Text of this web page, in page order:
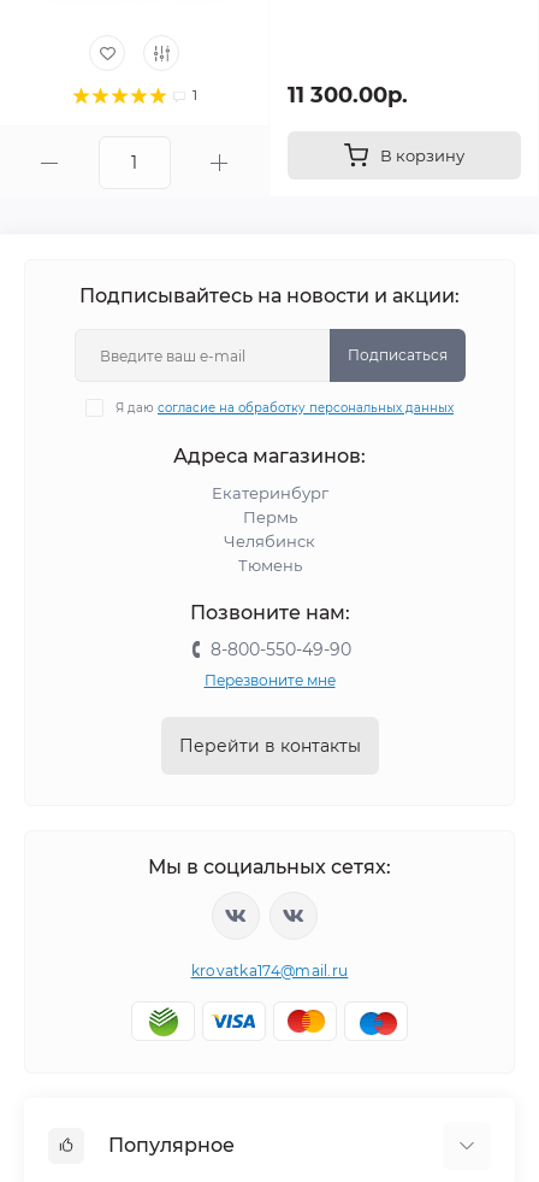
1 11 300.00р.
В корзину
Подписывайтесь на новости и акции:
Подписаться
Я даю согласие на обработку персональных данных
Адреса магазинов:
Екатеринбург
Пермь
Челябинск
Тюмень
Позвоните нам:
8-800-550-49-90
Перезвоните мне
Перейти в контакты
Мы в социальных сетях:
krovatka174@mail.ru
Популярное